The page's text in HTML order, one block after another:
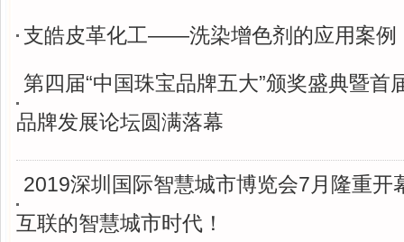
支皓皮革化工——洗染增色剂的应用案例
第四届“中国珠宝品牌五大”颁奖盛典暨首
品牌发展论坛圆满落幕
2019深圳国际智慧城市博览会7月隆重开
互联的智慧城市时代！